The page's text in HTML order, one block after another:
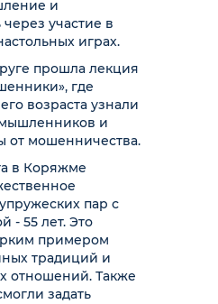
и
участие в
играх.
прошла лекция
где
возраста узнали
и
от мошенничества.
в Коряжме
пар с
- 55 лет. Это
примером
традиций и
отношений. Также
задать